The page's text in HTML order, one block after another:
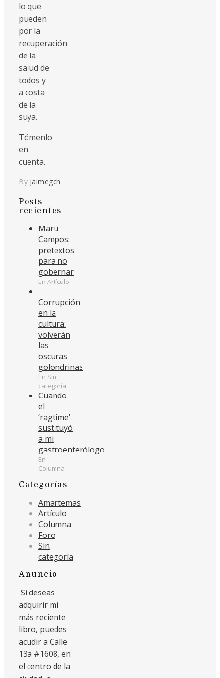
lo que
pueden
por la
recuperación
de la
salud de
todos y
a costa
de la
suya.
Tómenlo
en
cuenta.
By jaimegch
Posts
recientes
Maru
Campos:
pretextos
para no
gobernar
En Artículo
Corrupción
en la
cultura:
volverán
las
oscuras
golondrinas
En Sin
categoría
Cuando
el
‘ragtime’
sustituyó
a mi
gastroenterólogo
En
Columna
Categorías
Amartemas
Artículo
Columna
Foro
Sin
categoría
Anuncio
Si deseas
adquirir mi
más reciente
libro, puedes
acudir a Calle
13a #1608, en
el centro de la